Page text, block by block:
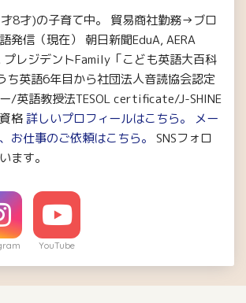
8才)の子育て中。 貿易商社勤務→ブロ
発信（現在） 朝日新聞EduA, AERA
プレジデントFamily「こども英語大百科
ち英語6年目から社団法人音読協会認定
/英語教授法TESOL certificate/J-SHINE
格詳しいプロフィールはこちら。
メー
お仕事のご依頼はこちら。
SNSフォロ
ます。
YouTube